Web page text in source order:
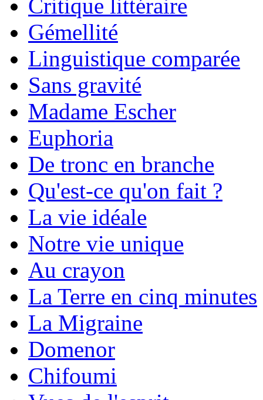
Critique littéraire
Gémellité
Linguistique comparée
Sans gravité
Madame Escher
Euphoria
De tronc en branche
Qu'est-ce qu'on fait ?
La vie idéale
Notre vie unique
Au crayon
La Terre en cinq minutes
La Migraine
Domenor
Chifoumi